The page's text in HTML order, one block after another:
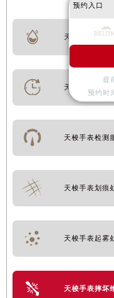
天梭手表进水
天梭手表走时
天梭手表检测
天梭手表划痕
天梭手表起雾
天梭手表摔坏
预约入口
提
预约时